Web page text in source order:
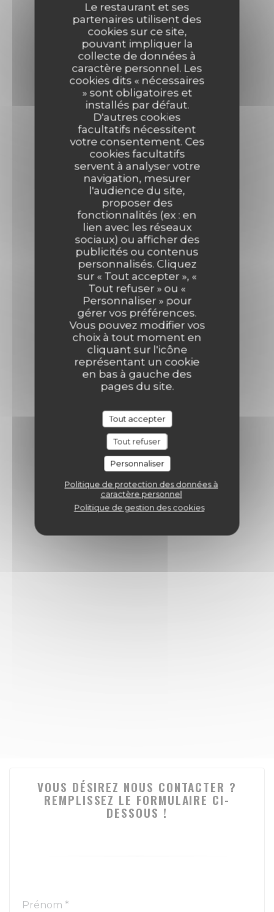
Le restaurant et ses
partenaires utilisent des
cookies sur ce site,
pouvant impliquer la
collecte de données à
caractère personnel. Les
cookies dits « nécessaires
» sont obligatoires et
installés par défaut.
D'autres cookies
facultatifs nécessitent
votre consentement. Ces
cookies facultatifs
servent à analyser votre
navigation, mesurer
l'audience du site,
proposer des
fonctionnalités (ex : en
lien avec les réseaux
sociaux) ou afficher des
publicités ou contenus
personnalisés. Cliquez
sur « Tout accepter », «
Tout refuser » ou «
Personnaliser » pour
gérer vos préférences.
Vous pouvez modifier vos
choix à tout moment en
cliquant sur l'icône
représentant un cookie
en bas à gauche des
pages du site.
Tout accepter
Tout refuser
Personnaliser
Politique de protection des données à
caractère personnel
Politique de gestion des cookies
VOUS DÉSIREZ NOUS CONTACTER ?
REMPLISSEZ LE FORMULAIRE CI-
DESSOUS !